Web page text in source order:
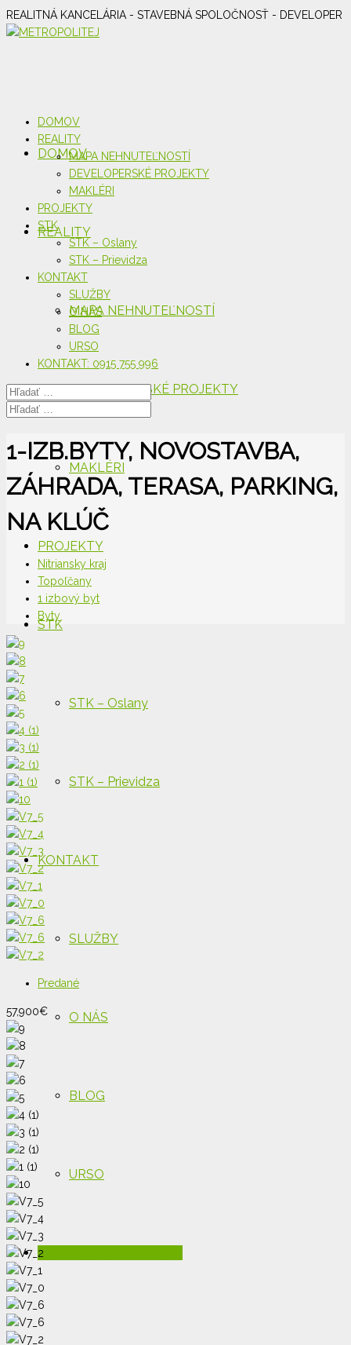
REALITNÁ KANCELÁRIA - STAVEBNÁ SPOLOČNOSŤ - DEVELOPER
DOMOV
REALITY
MAPA NEHNUTEĽNOSTÍ
DEVELOPERSKÉ PROJEKTY
MAKLÉRI
PROJEKTY
STK
STK – Oslany
STK – Prievidza
KONTAKT
SLUŽBY
O NÁS
BLOG
URSO
KONTAKT: 0915 755 996
DOMOV
REALITY
MAPA NEHNUTEĽNOSTÍ
DEVELOPERSKÉ PROJEKTY
MAKLÉRI
PROJEKTY
STK
STK – Oslany
STK – Prievidza
KONTAKT
SLUŽBY
O NÁS
BLOG
URSO
KONTAKT: 0915 755 996
1-IZB.BYTY, NOVOSTAVBA,
ZÁHRADA, TERASA, PARKING,
NA KLÚČ
Nitriansky kraj
Topoľčany
1 izbový byt
Byty
Predané
57,900€